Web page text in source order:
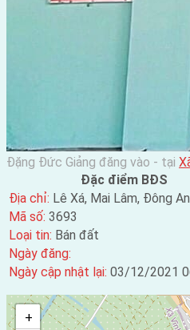
Đặng Đức Giảng đăng vào - tại
Đặc điểm BĐS
Địa chỉ: Lê Xá, Mai Lâm, Đông
Mã số: 3693
Loại tin: Bán đất
Ngày đăng:
Ngày cập nhật lại: 03/12/2021
+